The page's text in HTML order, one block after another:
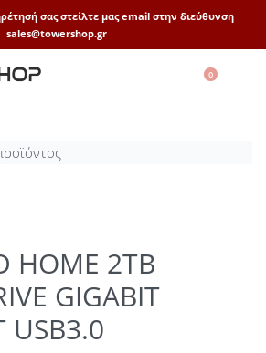
σας στείλτε μας email στην διεύθυνση
sales@towershop.gr
0
HOME 2TB
GIGABIT
USB3.0